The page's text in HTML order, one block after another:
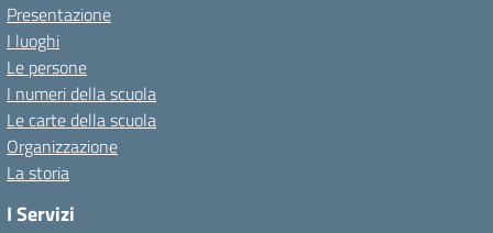
Presentazione
I luoghi
Le persone
I numeri della scuola
Le carte della scuola
Organizzazione
La storia
I Servizi